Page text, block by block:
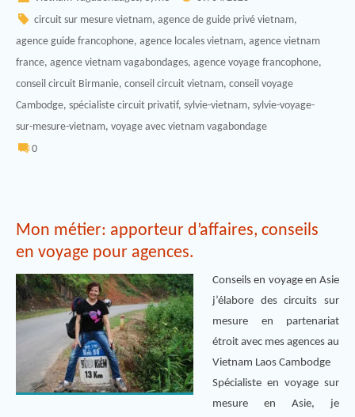
circuit sur mesure vietnam, agence de guide privé vietnam,
agence guide francophone, agence locales vietnam, agence vietnam
france, agence vietnam vagabondages, agence voyage francophone,
conseil circuit Birmanie, conseil circuit vietnam, conseil voyage
Cambodge, spécialiste circuit privatif, sylvie-vietnam, sylvie-voyage-
sur-mesure-vietnam, voyage avec vietnam vagabondage
0
Mon métier: apporteur d’affaires, conseils
en voyage pour agences.
Conseils en voyage en Asie
j’élabore des circuits sur
mesure en partenariat
étroit avec mes agences au
Vietnam Laos Cambodge
Spécialiste en voyage sur
mesure en Asie, je